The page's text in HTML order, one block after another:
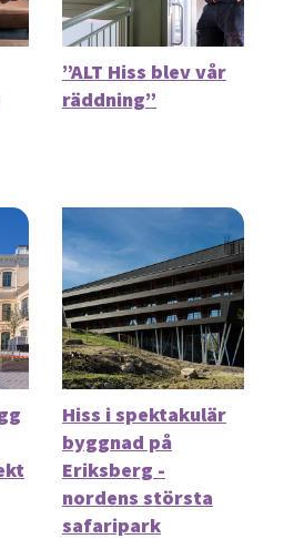
”ALT Hiss blev vår
räddning”
Hiss i spektakulär
byggnad på
Eriksberg -
nordens största
safaripark